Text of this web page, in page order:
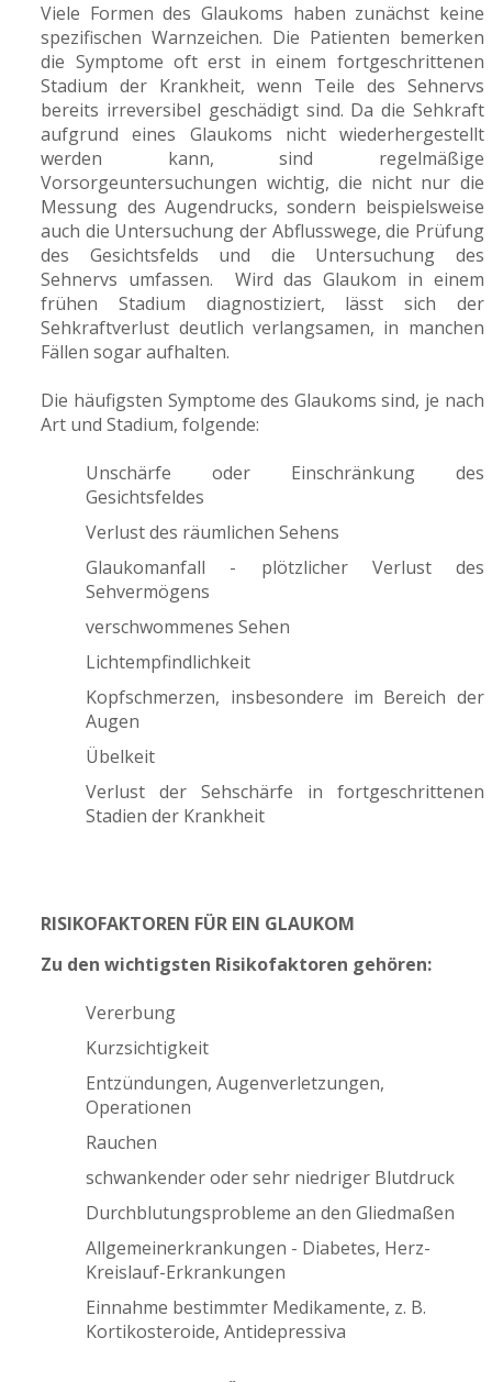
Viele Formen des Glaukoms haben zunächst keine
spezifischen Warnzeichen. Die Patienten bemerken
die Symptome oft erst in einem fortgeschrittenen
Stadium der Krankheit, wenn Teile des Sehnervs
bereits irreversibel geschädigt sind. Da die Sehkraft
aufgrund eines Glaukoms nicht wiederhergestellt
werden kann, sind regelmäßige
Vorsorgeuntersuchungen wichtig, die nicht nur die
Messung des Augendrucks, sondern beispielsweise
auch die Untersuchung der Abflusswege, die Prüfung
des Gesichtsfelds und die Untersuchung des
Sehnervs umfassen. Wird das Glaukom in einem
frühen Stadium diagnostiziert, lässt sich der
Sehkraftverlust deutlich verlangsamen, in manchen
Fällen sogar aufhalten.
Die häufigsten Symptome des Glaukoms sind, je nach
Art und Stadium, folgende:
Unschärfe oder Einschränkung des
Gesichtsfeldes
Verlust des räumlichen Sehens
Glaukomanfall - plötzlicher Verlust des
Sehvermögens
verschwommenes Sehen
Lichtempfindlichkeit
Kopfschmerzen, insbesondere im Bereich der
Augen
Übelkeit
Verlust der Sehschärfe in fortgeschrittenen
Stadien der Krankheit
RISIKOFAKTOREN FÜR EIN GLAUKOM
Zu den wichtigsten Risikofaktoren gehören:
Vererbung
Kurzsichtigkeit
Entzündungen, Augenverletzungen,
Operationen
Rauchen
schwankender oder sehr niedriger Blutdruck
Durchblutungsprobleme an den Gliedmaßen
Allgemeinerkrankungen - Diabetes, Herz-
Kreislauf-Erkrankungen
Einnahme bestimmter Medikamente, z. B.
Kortikosteroide, Antidepressiva